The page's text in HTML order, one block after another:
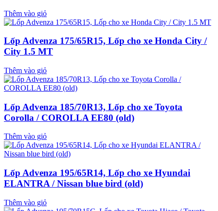
Thêm vào giỏ
Lốp Advenza 175/65R15, Lốp cho xe Honda City /
City 1.5 MT
Thêm vào giỏ
Lốp Advenza 185/70R13, Lốp cho xe Toyota
Corolla / COROLLA EE80 (old)
Thêm vào giỏ
Lốp Advenza 195/65R14, Lốp cho xe Hyundai
ELANTRA / Nissan blue bird (old)
Thêm vào giỏ